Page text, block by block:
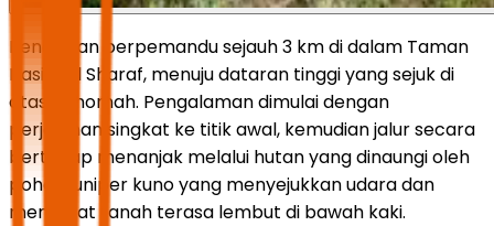
Pendakian berpemandu sejauh 3 km di dalam Taman
Nasional Sharaf, menuju dataran tinggi yang sejuk di
atas Tanomah. Pengalaman dimulai dengan
perjalanan singkat ke titik awal, kemudian jalur secara
bertahap menanjak melalui hutan yang dinaungi oleh
pohon juniper kuno yang menyejukkan udara dan
membuat tanah terasa lembut di bawah kaki.